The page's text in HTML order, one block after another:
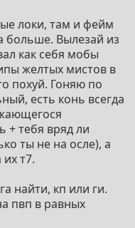
локи, там и фейм
больше. Вылезай из
как себя мобы
желтых мистов в
похуй. Гоняю по
есть конь всегда
+ тебя вряд ли
ты не на осле), а
т7.
найти, кп или ги.
пвп в равных